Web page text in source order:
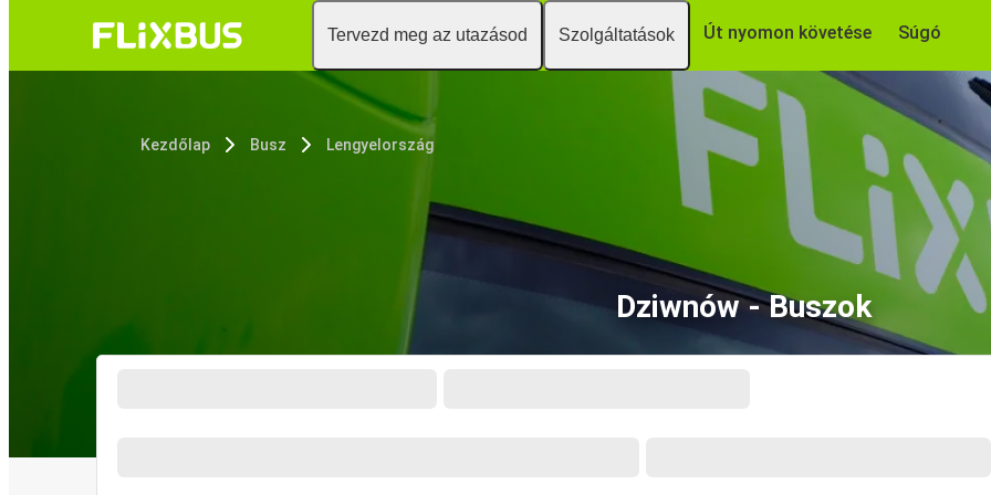
Tervezd meg az utazásod Szolgáltatások Út nyomon követése Súgó
Kezdőlap Busz Lengyelország
Dziwnów - Buszok